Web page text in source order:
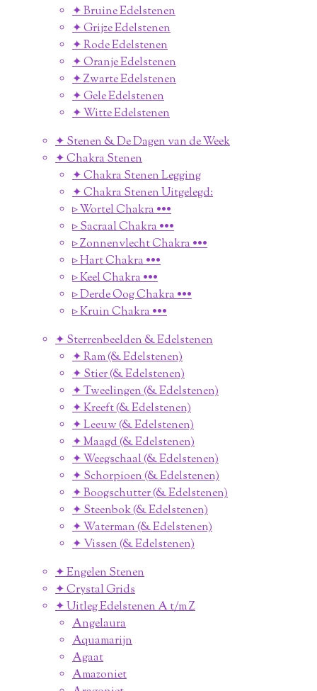
✦ Bruine Edelstenen
✦ Grijze Edelstenen
✦ Rode Edelstenen
✦ Oranje Edelstenen
✦ Zwarte Edelstenen
✦ Gele Edelstenen
✦ Witte Edelstenen
✦ Stenen & De Dagen van de Week
✦ Chakra Stenen
✦ Chakra Stenen Legging
✦ Chakra Stenen Uitgelegd:
▹ Wortel Chakra •••
▹ Sacraal Chakra •••
▹ Zonnenvlecht Chakra •••
▹ Hart Chakra •••
▹ Keel Chakra •••
▹ Derde Oog Chakra •••
▹ Kruin Chakra •••
✦ Sterrenbeelden & Edelstenen
✦ Ram (& Edelstenen)
✦ Stier (& Edelstenen)
✦ Tweelingen (& Edelstenen)
✦ Kreeft (& Edelstenen)
✦ Leeuw (& Edelstenen)
✦ Maagd (& Edelstenen)
✦ Weegschaal (& Edelstenen)
✦ Schorpioen (& Edelstenen)
✦ Boogschutter (& Edelstenen)
✦ Steenbok (& Edelstenen)
✦ Waterman (& Edelstenen)
✦ Vissen (& Edelstenen)
✦ Engelen Stenen
✦ Crystal Grids
✦ Uitleg Edelstenen A t/m Z
Angelaura
Aquamarijn
Agaat
Amazoniet